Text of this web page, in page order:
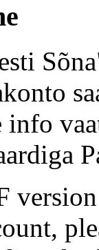
info